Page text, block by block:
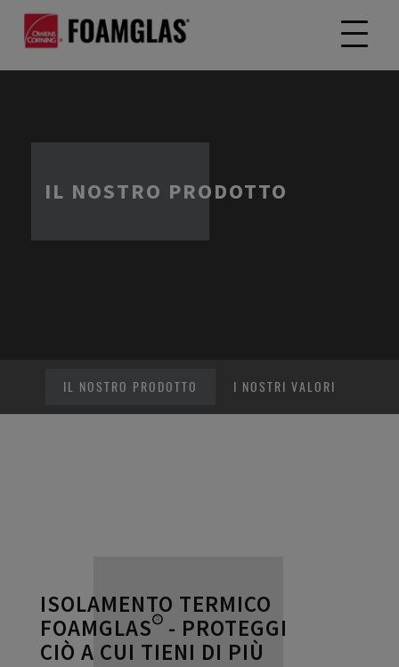
IL NOSTRO PRODOTTO
IL NOSTRO PRODOTTO I NOSTRI VALORI
ISOLAMENTO TERMICO
FOAMGLAS® - PROTEGGI
CIÒ A CUI TIENI DI PIÙ